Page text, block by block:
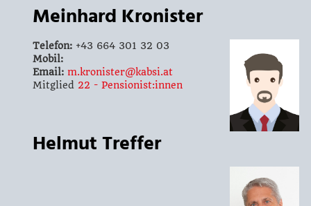
Meinhard Kronister
Telefon:+43 664 301 32 03
Mobil:
Email: m.kronister@kabsi.at
Mitglied 22 - Pensionist:innen
Helmut Treffer